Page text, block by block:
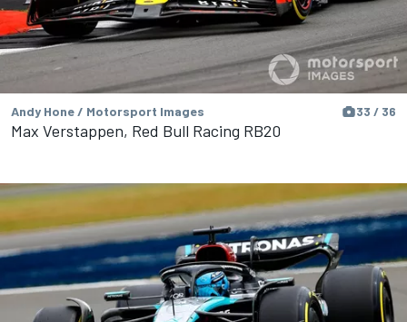
Andy Hone / Motorsport Images 33 / 36
Max Verstappen, Red Bull Racing RB20